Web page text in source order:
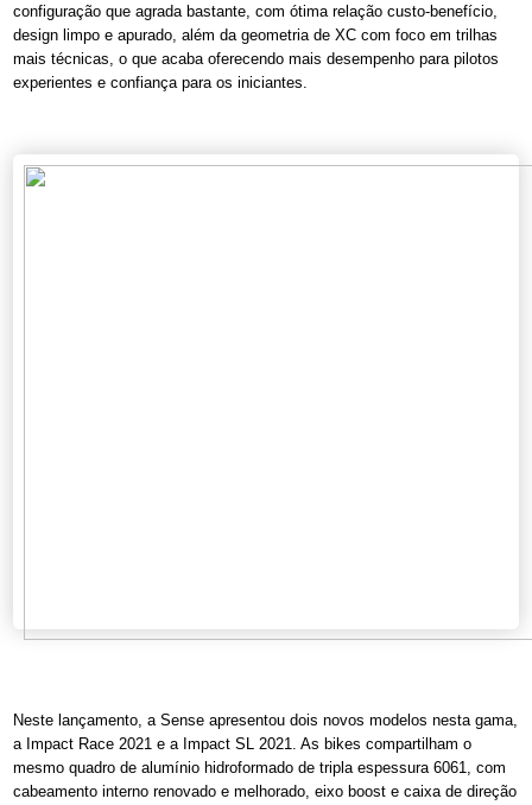
configuração que agrada bastante, com ótima relação custo-benefício,
design limpo e apurado, além da geometria de XC com foco em trilhas
mais técnicas, o que acaba oferecendo mais desempenho para pilotos
experientes e confiança para os iniciantes.
Neste lançamento, a Sense apresentou dois novos modelos nesta gama,
a Impact Race 2021 e a Impact SL 2021. As bikes compartilham o
mesmo quadro de alumínio hidroformado de tripla espessura 6061, com
cabeamento interno renovado e melhorado, eixo boost e caixa de direção